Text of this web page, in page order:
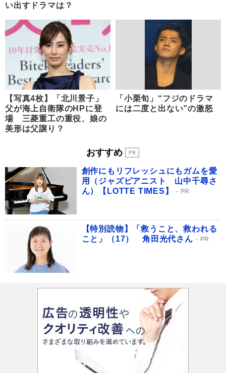
い出すドラマは？
【写真4枚】「北川景子」
父が海上自衛隊のHPに登
場 三菱重工の重役、娘の
美形は父譲り？
「小栗旬」“フジのドラマ
には二度と出ない”の激怒
おすすめ
創作にもリフレッシュにもガムを愛
用（ジャズピアニスト 山中千尋さ
ん）【LOTTE TIMES】
PR
【特別読物】「救うこと、救われる
こと」（17） 角田光代さん
PR